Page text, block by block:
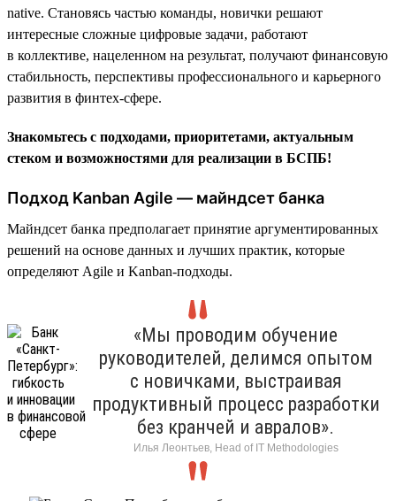
native. Становясь частью команды, новички решают
интересные сложные цифровые задачи, работают
в коллективе, нацеленном на результат, получают финансовую
стабильность, перспективы профессионального и карьерного
развития в финтех-сфере.
Знакомьтесь с подходами, приоритетами, актуальным
стеком и возможностями для реализации в БСПБ!
Подход Kanban Agile — майндсет банка
Майндсет банка предполагает принятие аргументированных
решений на основе данных и лучших практик, которые
определяют Agile и Kanban-подходы.
«Мы проводим обучение
руководителей, делимся опытом
с новичками, выстраивая
продуктивный процесс разработки
без кранчей и авралов».
Илья Леонтьев, Head of IT Methodologies